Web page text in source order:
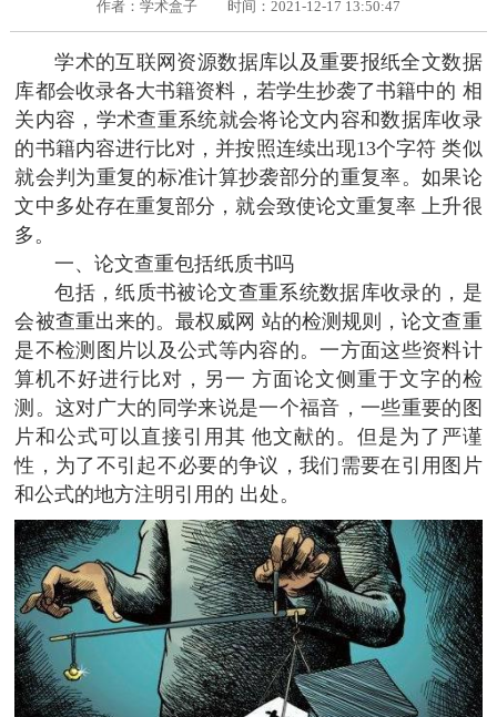
作者：学术盒子 时间：2021-12-17 13:50:47
学术的互联网资源数据库以及重要报纸全文数据
库都会收录各大书籍资料，若学生抄袭了书籍中的 相
关内容，学术查重系统就会将论文内容和数据库收录
的书籍内容进行比对，并按照连续出现13个字符 类似
就会判为重复的标准计算抄袭部分的重复率。如果论
文中多处存在重复部分，就会致使论文重复率 上升很
多。
一、论文查重包括纸质书吗
包括，纸质书被论文查重系统数据库收录的，是
会被查重出来的。最权威网 站的检测规则，论文查重
是不检测图片以及公式等内容的。一方面这些资料计
算机不好进行比对，另一 方面论文侧重于文字的检
测。这对广大的同学来说是一个福音，一些重要的图
片和公式可以直接引用其 他文献的。但是为了严谨
性，为了不引起不必要的争议，我们需要在引用图片
和公式的地方注明引用的 出处。